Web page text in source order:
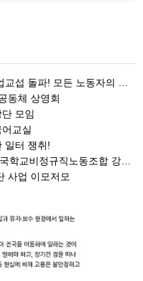
노동기본권 쟁취! 민주노총 7.15 총파업대회
동체 상영회
모임
교실
일터 쟁취!
동조합 강원지부 김유미 춘천지회장
사업 이모저모